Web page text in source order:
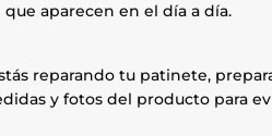
aparecen en el día a día.
reparando tu patinete,
y fotos del producto para